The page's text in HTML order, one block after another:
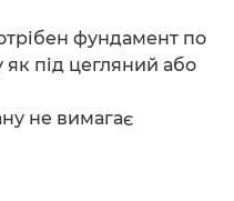
фундамент по
як під цегляний або
не вимагає